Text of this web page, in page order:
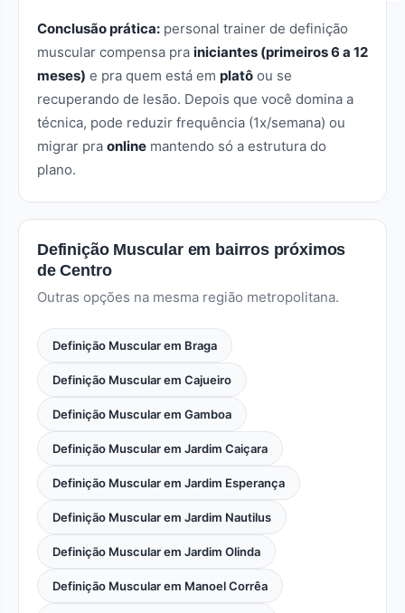
Conclusão prática: personal trainer de definição
muscular compensa pra iniciantes (primeiros 6 a 12
meses) e pra quem está em platô ou se
recuperando de lesão. Depois que você domina a
técnica, pode reduzir frequência (1x/semana) ou
migrar pra online mantendo só a estrutura do
plano.
Definição Muscular em bairros próximos
de Centro
Outras opções na mesma região metropolitana.
Definição Muscular em Braga
Definição Muscular em Cajueiro
Definição Muscular em Gamboa
Definição Muscular em Jardim Caiçara
Definição Muscular em Jardim Esperança
Definição Muscular em Jardim Nautilus
Definição Muscular em Jardim Olinda
Definição Muscular em Manoel Corrêa